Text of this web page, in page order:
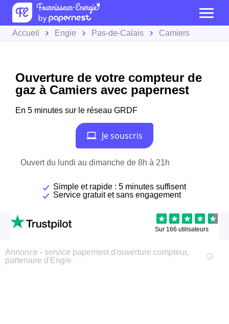
Accueil Engie Pas-de-Calais Camiers